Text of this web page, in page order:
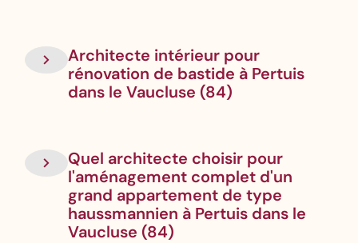
Architecte intérieur pour
rénovation de bastide à Pertuis
dans le Vaucluse (84)
Quel architecte choisir pour
l'aménagement complet d'un
grand appartement de type
haussmannien à Pertuis dans le
Vaucluse (84)